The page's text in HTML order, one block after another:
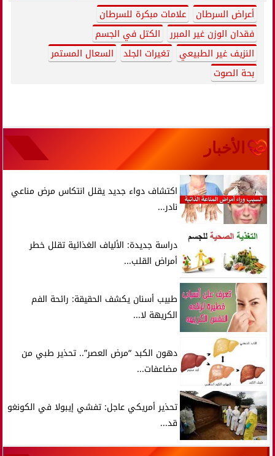
أعراض السرطان
علامات مبكرة للسرطان
فقدان الوزن غير المبرر
الكتل في الجسم
النزيف غير الطبيعي
تغيرات الجلد
السعال المستمر
بحة الصوت
الأخبار
اكتشاف دواء جديد يقلل انتكاس مرض مناعي
نادر...
دراسة جديدة: الألياف الغذائية تقلل خطر
أمراض القلب...
طبيب أسنان يكشف الحقيقة: رائحة الفم
الكريهة لا...
دهون الكبد “مرض العصر”.. تحذير طبي من
مضاعفات...
تحذير أمريكي عاجل: تفشي إيبولا في الكونغو
قد...